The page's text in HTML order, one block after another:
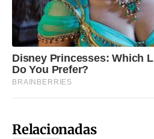
Relacionadas